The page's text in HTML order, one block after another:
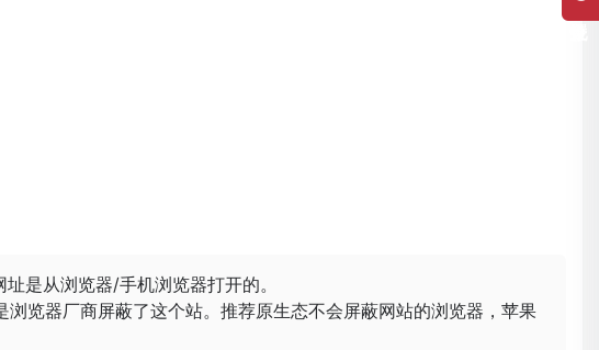
是从浏览器/手机浏览器打开的。
览器厂商屏蔽了这个站。推荐原生态不会屏蔽网站的浏览器，苹果